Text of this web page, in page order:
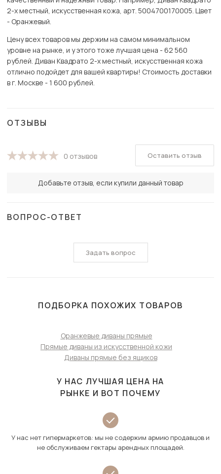
2-х местный, искусственная кожа, арт. 5004700170005. Цвет
- Оранжевый.
Цену всех товаров мы держим на самом минимальном
уровне на рынке, и у этого тоже лучшая цена - 62 560
рублей. Диван Квадрато 2-х местный, искусственная кожа
отлично подойдет для вашей квартиры! Стоимость доставки
в г. Москве - 1 600 рублей.
ОТЗЫВЫ
0 отзывов
Добавьте отзыв, если купили данный товар
Оставить отзыв
ВОПРОС-ОТВЕТ
Задать вопрос
ПОДБОРКА ПОХОЖИХ ТОВАРОВ
Оранжевые диваны прямые
Прямые диваны из искусственной кожи
Диваны прямые без ящиков
У НАС ЛУЧШАЯ ЦЕНА НА
РЫНКЕ И ВОТ ПОЧЕМУ
У нас нет гипермаркетов: мы не содержим армию продавцов и
не обслуживаем гектары арендных площадей.